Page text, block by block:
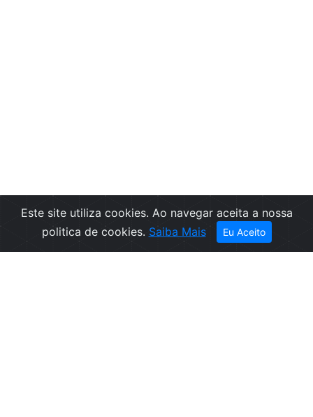
Filtros
Este site utiliza cookies. Ao navegar aceita a nossa
politica de cookies. Saiba Mais Eu Aceito